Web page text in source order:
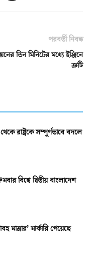
পরবর্তী নিবন্ধ
তিন মিনিটের মধ্যে ইঞ্জিনে
ত্রুটি
রাষ্ট্রকে সম্পূর্ণভাবে বদলে
বিশ্বে দ্বিতীয় বাংলাদেশ
মাত্রার’ মার্কারি পেয়েছে